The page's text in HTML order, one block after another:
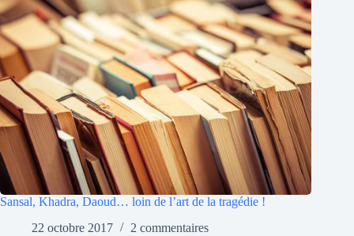
Sansal, Khadra, Daoud… loin de l’art de la tragédie !
22 octobre 2017
2 commentaires